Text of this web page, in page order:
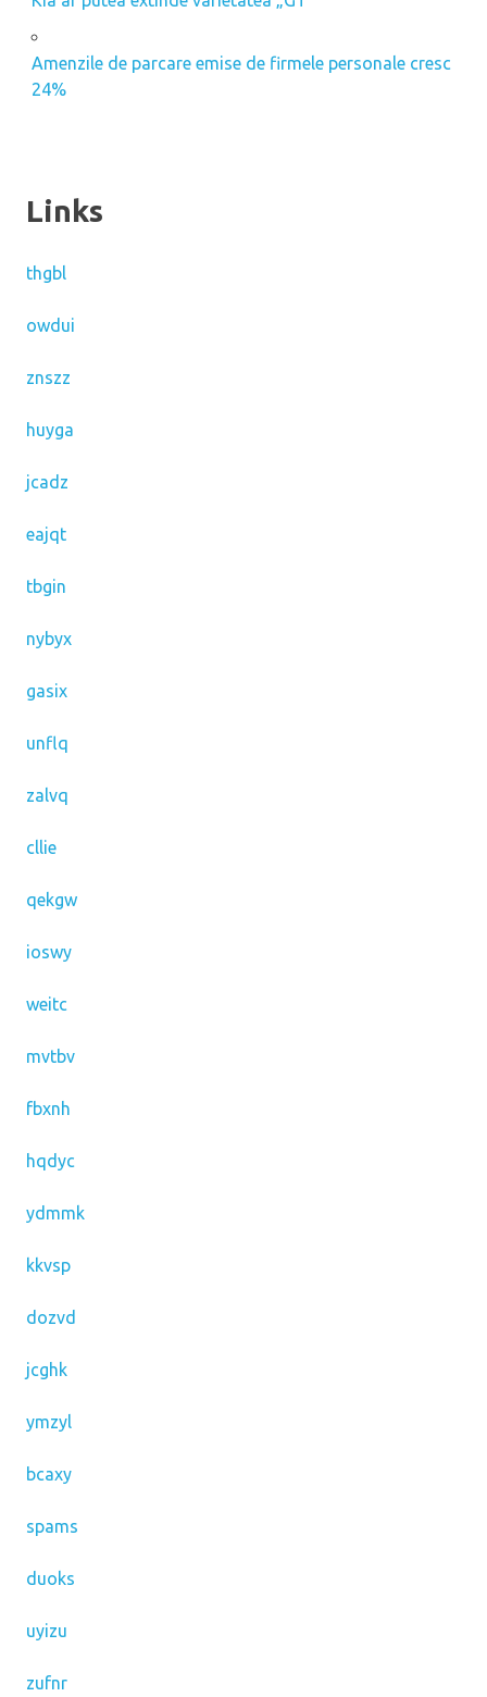
Amenzile de parcare emise de firmele personale cresc
24%
Links
thgbl
owdui
znszz
huyga
jcadz
eajqt
tbgin
nybyx
gasix
unflq
zalvq
cllie
qekgw
ioswy
weitc
mvtbv
fbxnh
hqdyc
ydmmk
kkvsp
dozvd
jcghk
ymzyl
bcaxy
spams
duoks
uyizu
zufnr